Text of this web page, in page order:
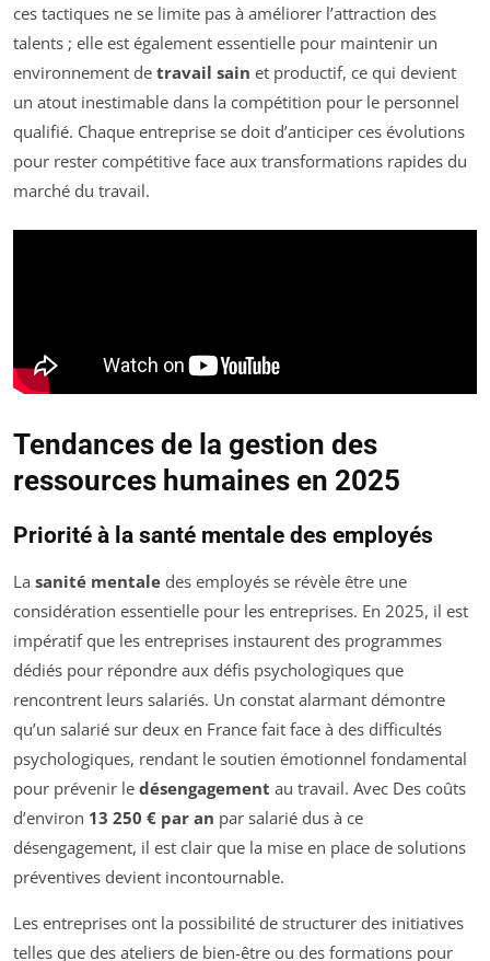
ces tactiques ne se limite pas à améliorer l’attraction des
talents ; elle est également essentielle pour maintenir un
environnement de travail sain et productif, ce qui devient
un atout inestimable dans la compétition pour le personnel
qualifié. Chaque entreprise se doit d’anticiper ces évolutions
pour rester compétitive face aux transformations rapides du
marché du travail.
Tendances de la gestion des
ressources humaines en 2025
Priorité à la santé mentale des employés
La sanité mentale des employés se révèle être une
considération essentielle pour les entreprises. En 2025, il est
impératif que les entreprises instaurent des programmes
dédiés pour répondre aux défis psychologiques que
rencontrent leurs salariés. Un constat alarmant démontre
qu’un salarié sur deux en France fait face à des difficultés
psychologiques, rendant le soutien émotionnel fondamental
pour prévenir le désengagement au travail. Avec Des coûts
d’environ 13 250 € par an par salarié dus à ce
désengagement, il est clair que la mise en place de solutions
préventives devient incontournable.
Les entreprises ont la possibilité de structurer des initiatives
telles que des ateliers de bien-être ou des formations pour